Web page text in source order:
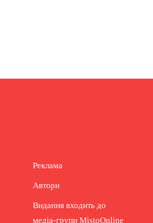
Реклама
Автори
Видання входить до
медіа-групи MistoOnline